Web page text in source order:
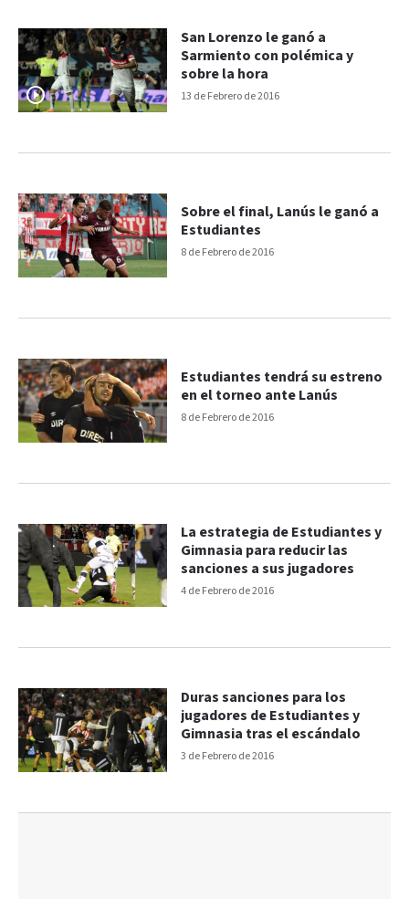
13 de Febrero de 2016
San Lorenzo le ganó a
Sarmiento con polémica y
sobre la hora
8 de Febrero de 2016
Sobre el final, Lanús le ganó a
Estudiantes
8 de Febrero de 2016
Estudiantes tendrá su estreno
en el torneo ante Lanús
4 de Febrero de 2016
La estrategia de Estudiantes y
Gimnasia para reducir las
sanciones a sus jugadores
3 de Febrero de 2016
Duras sanciones para los
jugadores de Estudiantes y
Gimnasia tras el escándalo